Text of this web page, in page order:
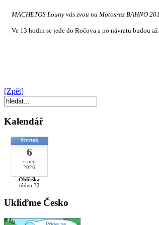
MACHETOS Louny vás zvou na Motosraz BAHNO
Ve 13 hodin se jede do Ročova a po návratu budou
[Zpět]
Kalendář
čtvrtek
6
srpen
2026
Oldřiška
týden 32
Ukliďme Česko